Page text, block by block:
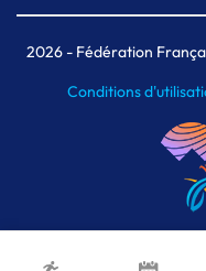
2026- Fédération
Conditions